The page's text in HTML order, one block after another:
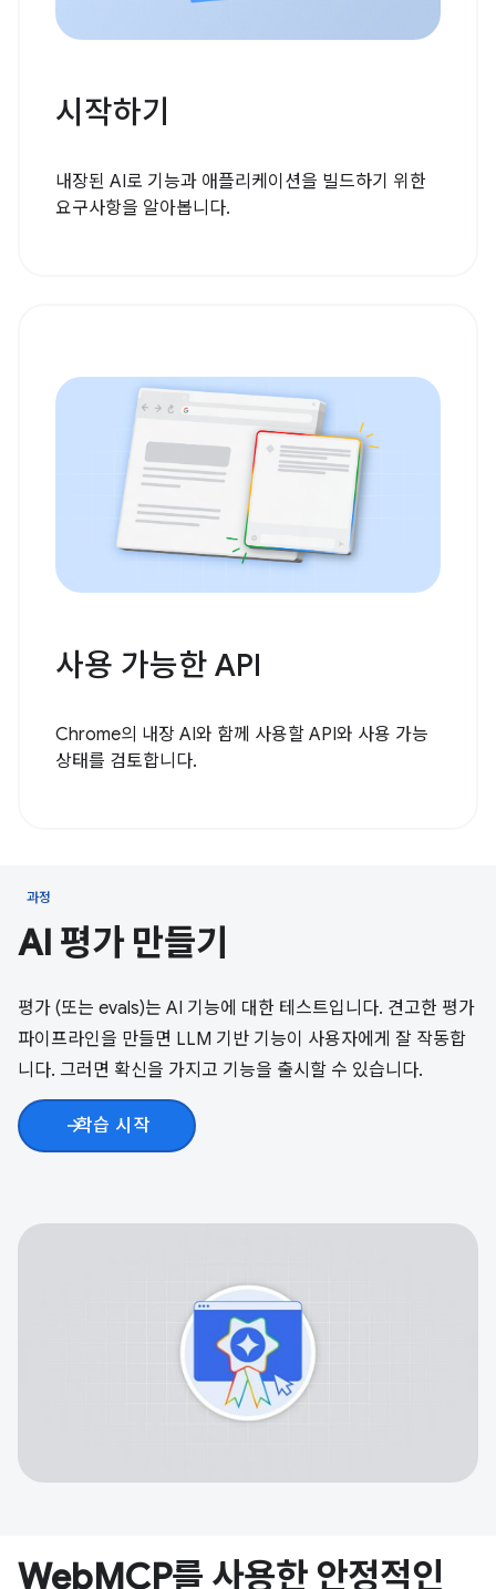
시작하기
내장된 AI로 기능과 애플리케이션을 빌드하기 위한
요구사항을 알아봅니다.
사용 가능한 API
Chrome의 내장 AI와 함께 사용할 API와 사용 가능
상태를 검토합니다.
과정
AI 평가 만들기
평가 (또는 evals)는 AI 기능에 대한 테스트입니다. 견고한 평가
파이프라인을 만들면 LLM 기반 기능이 사용자에게 잘 작동합
니다. 그러면 확신을 가지고 기능을 출시할 수 있습니다.
arrow_forward
학습 시작
WebMCP를 사용한 안정적인